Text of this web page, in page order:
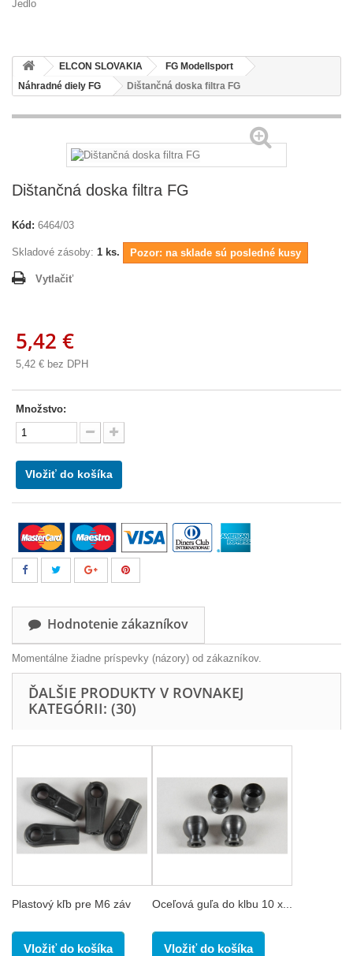
Jedlo
ELCON SLOVAKIA
FG Modellsport
Náhradné diely FG
Dištančná doska filtra FG
Dištančná doska filtra FG
Kód: 6464/03
Skladové zásoby: 1 ks. Pozor: na sklade sú posledné kusy
Vytlačiť
5,42 €
5,42 € bez DPH
Množstvo:
Vložiť do košíka
Hodnotenie zákazníkov
Momentálne žiadne príspevky (názory) od zákazníkov.
ĎALŠIE PRODUKTY V ROVNAKEJ
KATEGÓRII: (30)
Plastový kľb pre M6 záv
Vložiť do košíka
Oceľová guľa do klbu 10 x...
Vložiť do košíka